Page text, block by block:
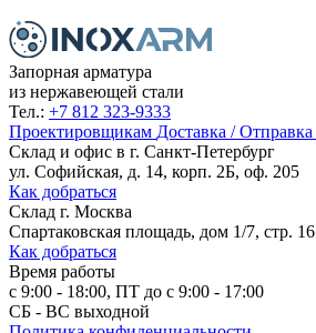
Запорная арматура
из нержавеющей стали
Тел.: +7 812 323-9333
Проектировщикам Доставка / Отправка
Склад и офис в г. Санкт-Петербург
ул. Софийская, д. 14, корп. 2Б, оф. 205
Как добраться
Склад г. Москва
Спартаковская площадь, дом 1/7, стр. 16
Как добраться
Время работы
с 9:00 - 18:00, ПТ до с 9:00 - 17:00
СБ - ВС выходной